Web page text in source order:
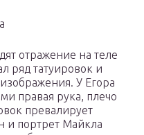
отражение на теле
ряд татуировок и
У Егора
правая рука, плечо
превалирует
и портрет Майкла